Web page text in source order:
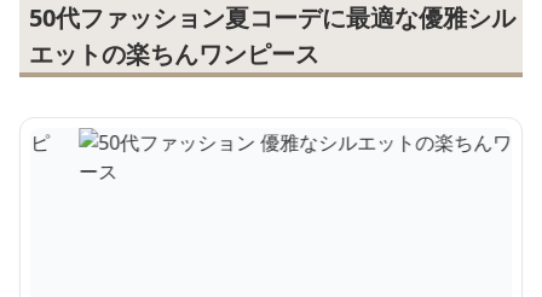
50代ファッション夏コーデに最適な優雅シル
エットの楽ちんワンピース